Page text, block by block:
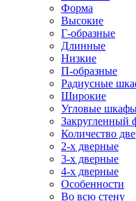
Форма
Высокие
Г-образные
Длинные
Низкие
П-образные
Радиусные
Широкие
Угловые
Закругленный
Количество
2-х дверные
3-х дверные
4-х дверные
Особенности
Во всю стену